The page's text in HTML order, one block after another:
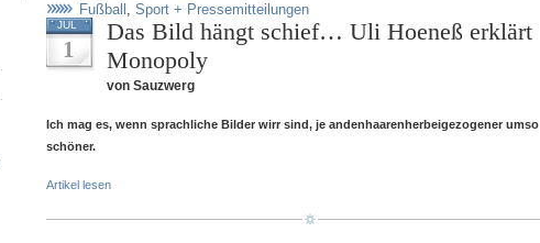
Fußball , Sport + Pressemitteilungen
JUL
1
Das Bild hängt schief… Uli Hoeneß erklärt
Monopoly
von Sauzwerg
Ich mag es, wenn sprachliche Bilder wirr sind, je andenhaarenherbeigezogener umso
schöner.
Artikel lesen